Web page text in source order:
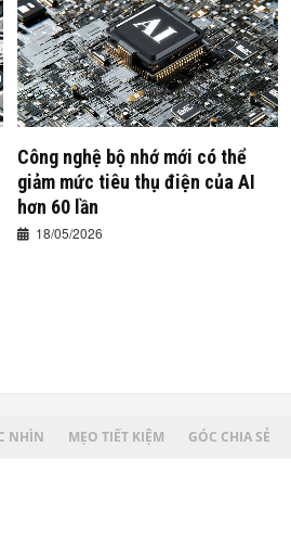
Công nghệ bộ nhớ mới có thể
giảm mức tiêu thụ điện của AI
hơn 60 lần
18/05/2026
NHÌN MẸO TIẾT KIỆM GÓC CHIA SẺ